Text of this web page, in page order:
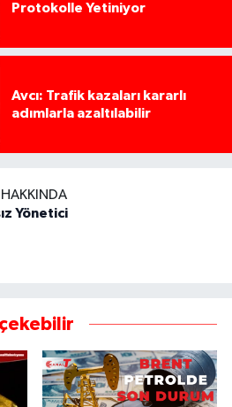
Protokolle Yetiniyor
Avcı: Trafik kazaları kararlı
adımlarla azaltılabilir
HAKKINDA
Yönetici